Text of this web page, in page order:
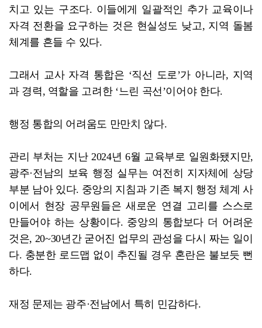
치고 있는 구조다. 이들에게 일괄적인 추가 교육이나
자격 전환을 요구하는 것은 현실성도 낮고, 지역 돌봄
체계를 흔들 수 있다.
그래서 교사 자격 통합은 ‘직선 도로’가 아니라, 지역
과 경력, 역할을 고려한 ‘느린 곡선’이어야 한다.
행정 통합의 어려움도 만만치 않다.
관리 부처는 지난 2024년 6월 교육부로 일원화됐지만,
광주·전남의 보육 행정 실무는 여전히 지자체에 상당
부분 남아 있다. 중앙의 지침과 기존 복지 행정 체계 사
이에서 현장 공무원들은 새로운 연결 고리를 스스로
만들어야 하는 상황이다. 중앙의 통합보다 더 어려운
것은, 20~30년간 굳어진 업무의 관성을 다시 짜는 일이
다. 충분한 로드맵 없이 추진될 경우 혼란은 불보듯 뻔
하다.
재정 문제는 광주·전남에서 특히 민감하다.